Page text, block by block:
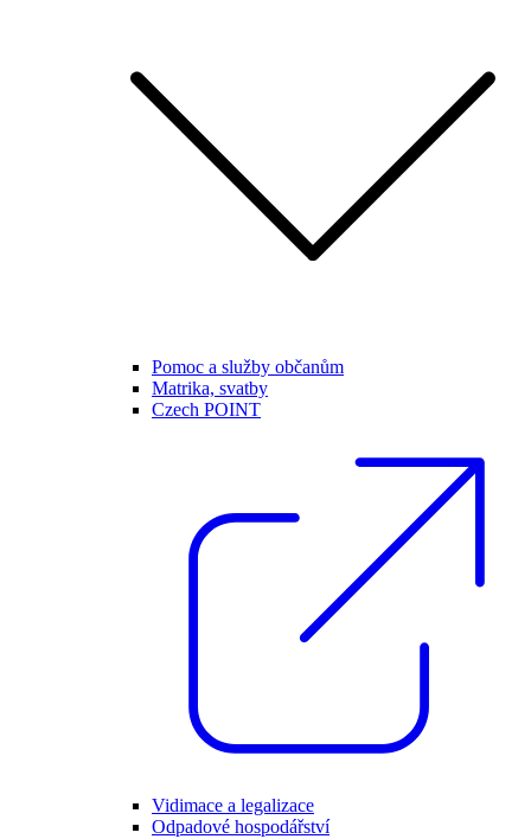
Pomoc a služby občanům
Matrika, svatby
Czech POINT
Vidimace a legalizace
Odpadové hospodářství